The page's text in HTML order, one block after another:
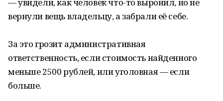
вернули вещь владельцу, а забрали её себе.
За это грозит административная
ответственность, если стоимость найденного
меньше 2500 рублей, или уголовная — если
больше.